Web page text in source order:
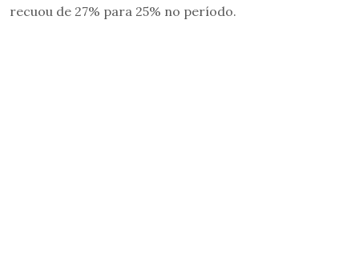
recuou de 27% para 25% no período.